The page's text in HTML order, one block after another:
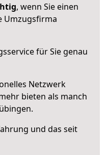
, wenn Sie einen
Umzugsfirma
für Sie genau
Netzwerk
bieten als manch
und das seit